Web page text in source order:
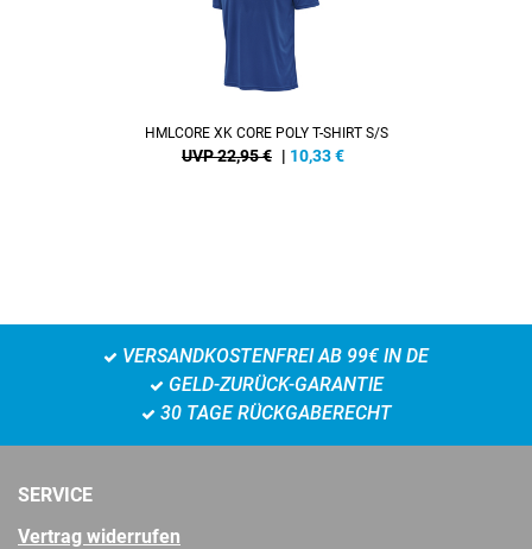
HMLCORE XK CORE POLY T-SHIRT S/S
UVP 22,95 € | 10,33€
VERSANDKOSTENFREI AB 99€ IN DE
GELD-ZURÜCK-GARANTIE
30 TAGE RÜCKGABERECHT
SERVICE
Vertrag widerrufen